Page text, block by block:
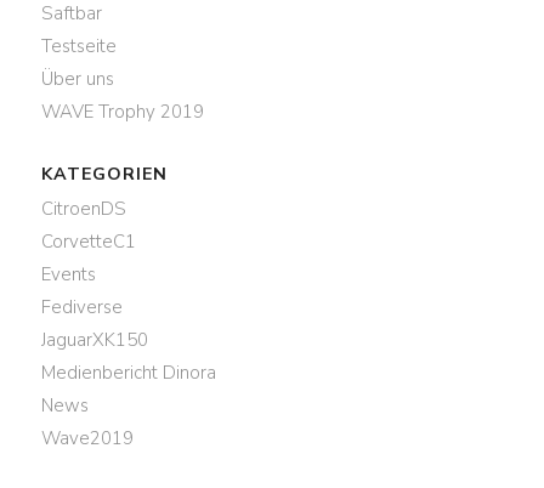
Saftbar
Testseite
Über uns
WAVE Trophy 2019
KATEGORIEN
CitroenDS
CorvetteC1
Events
Fediverse
JaguarXK150
Medienbericht Dinora
News
Wave2019